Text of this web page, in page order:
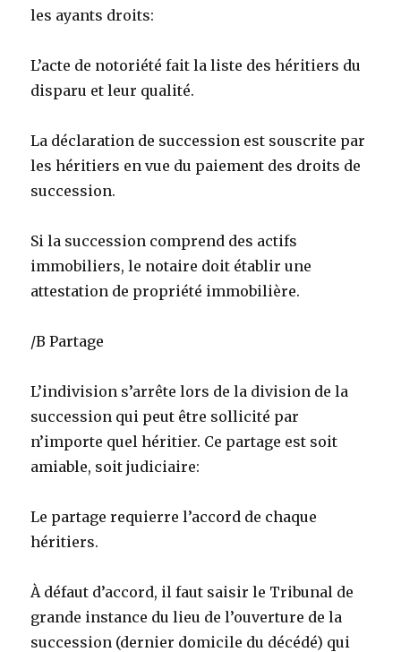
les ayants droits:
L’acte de notoriété fait la liste des héritiers du
disparu et leur qualité.
La déclaration de succession est souscrite par
les héritiers en vue du paiement des droits de
succession.
Si la succession comprend des actifs
immobiliers, le notaire doit établir une
attestation de propriété immobilière.
/B Partage
L’indivision s’arrête lors de la division de la
succession qui peut être sollicité par
n’importe quel héritier. Ce partage est soit
amiable, soit judiciaire:
Le partage requierre l’accord de chaque
héritiers.
À défaut d’accord, il faut saisir le Tribunal de
grande instance du lieu de l’ouverture de la
succession (dernier domicile du décédé) qui